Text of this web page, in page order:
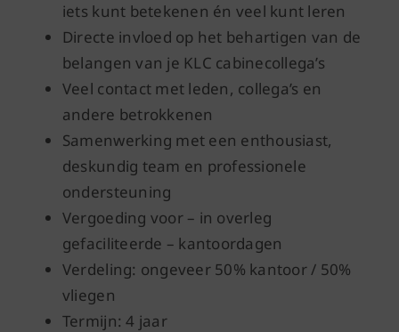
iets kunt betekenen én veel kunt leren
Directe invloed op het behartigen van de
belangen van je KLC cabinecollega’s
Veel contact met leden, collega’s en
andere betrokkenen
Samenwerking met een enthousiast,
deskundig team en professionele
ondersteuning
Vergoeding voor – in overleg
gefaciliteerde – kantoordagen
Verdeling: ongeveer 50% kantoor / 50%
vliegen
Termijn: 4 jaar